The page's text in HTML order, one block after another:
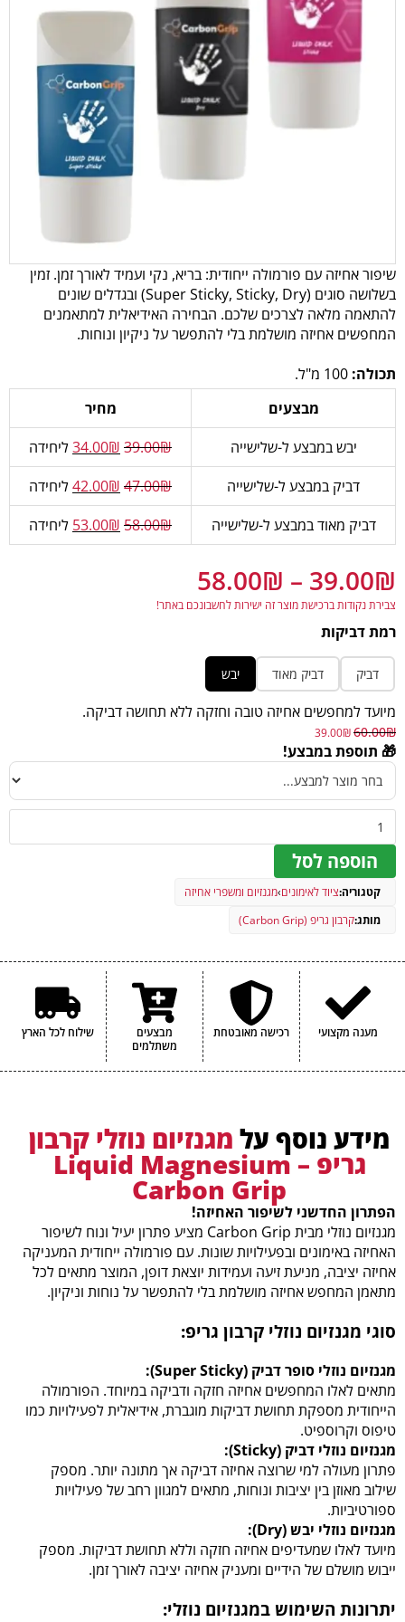
שיפור אחיזה עם פורמולה ייחודית: בריא, נקי ועמיד לאורך זמן. זמין
בשלושה סוגים (Super Sticky, Sticky, Dry) ובגדלים שונים
להתאמה מלאה לצרכים שלכם. הבחירה האידיאלית למתאמנים
המחפשים אחיזה מושלמת בלי להתפשר על ניקיון ונוחות.
תכולה:
מבצעים
מחיר
יבש במבצע ל-שלישייה
39.00₪
34.00₪
ליחידה
דביק במבצע ל-שלישייה
47.00₪
42.00₪
ליחידה
דביק מאוד במבצע ל-שלישייה
58.00₪
53.00₪ ליחידה
39.00₪
–
58.00₪
צבירת נקודות ברכישת מוצר זה ישירות לחשבונכם באתר!
רמת דביקות
דביק דביק מאוד יבש
מיועד למחפשים אחיזה טובה וחזקה ללא תחושה דביקה.
60.00₪
39.00₪
🎁 תוספת במבצע!
הוספה לסל
קטגוריה:ציוד לאימונים›מגנזיום ומשפרי אחיזה
מותג:קרבון גריפ (Carbon Grip)
מענה מקצועי רכישה מאובטחת
מבצעים
משתלמים
שילוח לכל הארץ
מידע נוסף על מגנזיום נוזלי קרבון
גריפ – Liquid Magnesium
Carbon Grip
הפתרון החדשני לשיפור האחיזה!
מגנזיום נוזלי מבית Carbon Grip מציע פתרון יעיל ונוח לשיפור
האחיזה באימונים ובפעילויות שונות. עם פורמולה ייחודית המעניקה
אחיזה יציבה, מניעת זיעה ועמידות יוצאת דופן, המוצר מתאים לכל
מתאמן המחפש אחיזה מושלמת בלי להתפשר על נוחות וניקיון.
סוגי מגנזיום נוזלי קרבון גריפ:
מגנזיום נוזלי סופר דביק (Super Sticky):
מתאים לאלו המחפשים אחיזה חזקה ודביקה במיוחד. הפורמולה
הייחודית מספקת תחושת דביקות מוגברת, אידיאלית לפעילויות כמו
טיפוס וקרוספיט.
מגנזיום נוזלי דביק (Sticky):
פתרון מעולה למי שרוצה אחיזה דביקה אך מתונה יותר. מספק
שילוב מאוזן בין יציבות ונוחות, מתאים למגוון רחב של פעילויות
ספורטיביות.
מגנזיום נוזלי יבש (Dry):
מיועד לאלו שמעדיפים אחיזה חזקה וללא תחושת דביקות. מספק
ייבוש מושלם של הידיים ומעניק אחיזה יציבה לאורך זמן.
יתרונות השימוש במגנזיום נוזלי: